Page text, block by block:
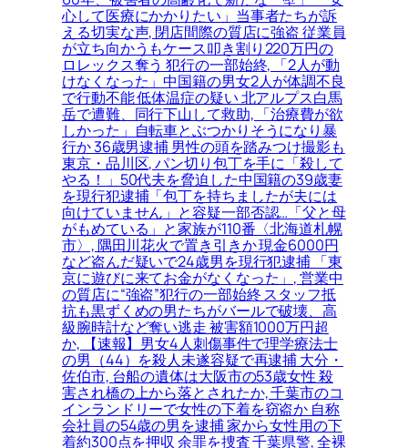
心して医療にかかりたい」当事者たちが訴
える切実な声, 閉店間際の質店に強盗 従業員
が立ち向かうもケース叩き割り220万円の
ロレックス奪う 犯行の一部始終, 「2人が動
けなくなった」中国籍の男女2人が体調不良
で行動不能 低体温症の疑い 北アルプス白馬
岳で遭難、同行下山して救助, 「治療費が欲
しかった」自転車とぶつかりそうになり暴
行か 36歳男逮捕 男性の頭を踏みつけ撮影も
東京・品川区, パン切り包丁を手に「殺して
やる！」50代夫を脅迫した中国籍の39歳妻
を現行犯逮捕「包丁を持ちましたが夫には
向けていません」と容疑一部否認…「父と母
がもめている」と家族が110番〈北海道札幌
市〉, 隅田川花火で置き引きか 現金6000円
など盗んだ疑いで24歳男を現行犯逮捕 「東
京に遊びに来てお金がなくなった」, 営業中
の質店に“強盗”犯行の一部始終 スタッフ抵
抗も黒ずくめの男たちがバールで破壊、高
級腕時計など奪い逃走 被害額1000万円超
か, 【速報】男女4人刺傷事件で理学療法士
の男（44）を殺人未遂容疑で再逮捕 大分・
佐伯市, 台船の遺体は大阪市の53歳女性 殺
害され橋の上から落とされたか, 千葉市のコ
インランドリーで女性の下着を窃盗か 自称
会社員の54歳の男を逮捕 家から女性用の下
着約300点を押収 余罪を捜査 千葉県警, 全裸